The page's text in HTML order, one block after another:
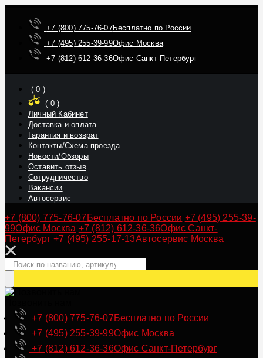
+7 (800) 775-76-07Бесплатно по России
+7 (495) 255-39-99Офис Москва
+7 (812) 612-36-36Офис Санкт-Петербург
(0 )
( 0)
Личный Кабинет
Доставка и оплата
Гарантия и возврат
Контакты/Схема проезда
Новости/Обзоры
Оставить отзыв
Сотрудничество
Вакансии
Автосервис
+7 (800) 775-76-07 Бесплатно по России +7 (495) 255-39-
99Офис Москва +7 (812) 612-36-36Офис Санкт-
Петербург +7 (495) 255-17-13Автосервис Москва
+7 (800) 775-76-07Бесплатно по России
+7 (495) 255-39-99Офис Москва
+7 (812) 612-36-36Офис Санкт-Петербург